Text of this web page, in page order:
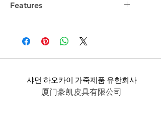
Features
샤먼 하오카이 가죽제품 유한회사
厦门豪凯皮具有限公司